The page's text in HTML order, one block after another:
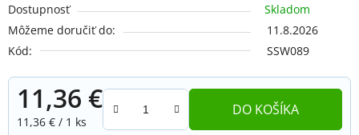
Dostupnosť
Skladom
Môžeme doručiť do:
11.8.2026
Kód:
SSW089
11,36 €
Jednotková cena:
11,36 € / 1 ks
DO KOŠÍKA